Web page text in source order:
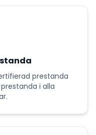
prestanda
i alla